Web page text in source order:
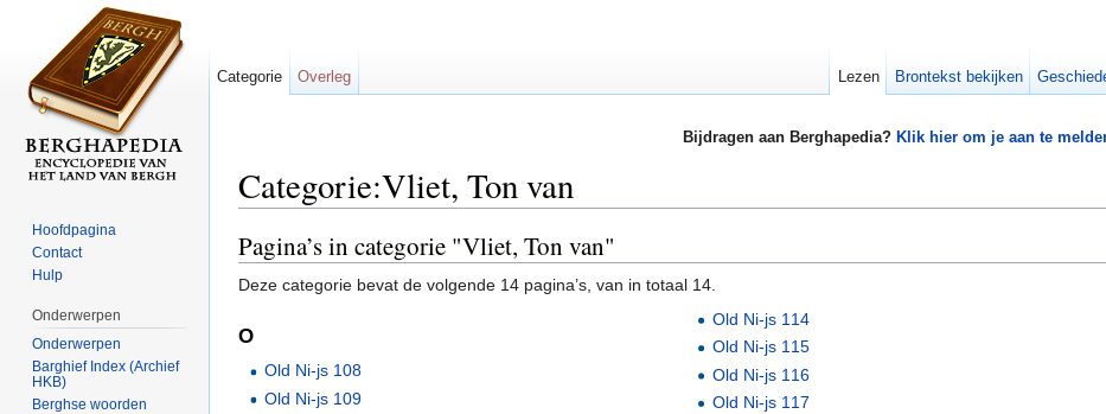
Bijdragen aan Berghapedia? Klik hier om je aan te
Categorie:Vliet, Ton van
Pagina’s in categorie "Vliet, Ton van"
Deze categorie bevat de volgende 14 pagina’s, van in totaal 14.
O
Old Ni-js 108
Old Ni-js 109
Old Ni-js 114
Old Ni-js 115
Old Ni-js 116
Old Ni-js 117
Categorie Overleg Lezen Brontekst bekijken
Hoofdpagina
Contact
Hulp
Onderwerpen
Onderwerpen
Barghief Index (Archief
HKB)
Berghse woorden